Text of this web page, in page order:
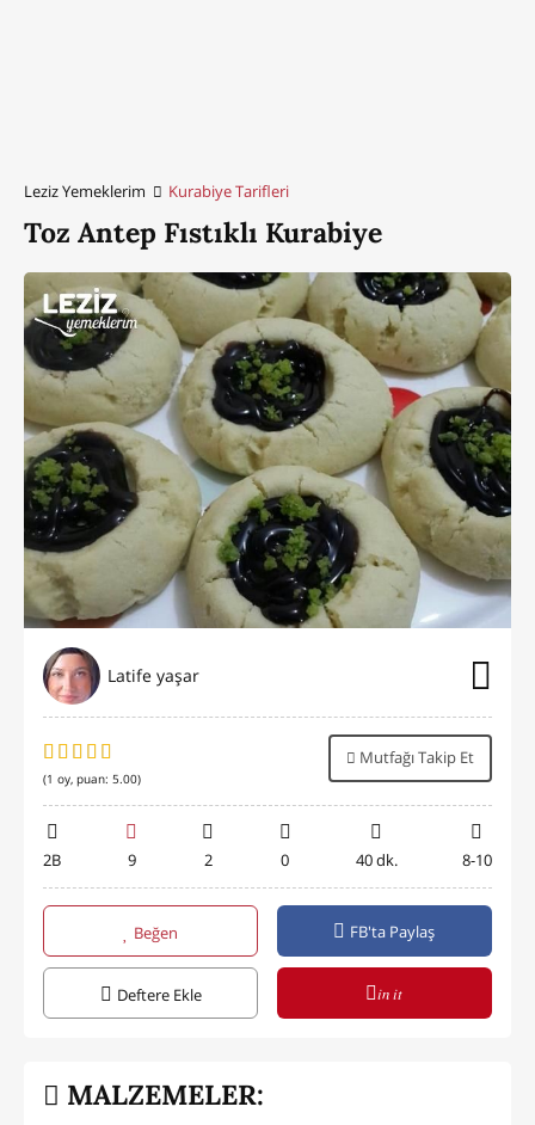
Leziz Yemeklerim Kurabiye Tarifleri
Toz Antep Fıstıklı Kurabiye
Latife yaşar
(1 oy, puan: 5.00)
Mutfağı Takip Et
2B 9 2 0 40 dk. 8-10
Beğen FB'ta Paylaş
Deftere Ekle in it
MALZEMELER: